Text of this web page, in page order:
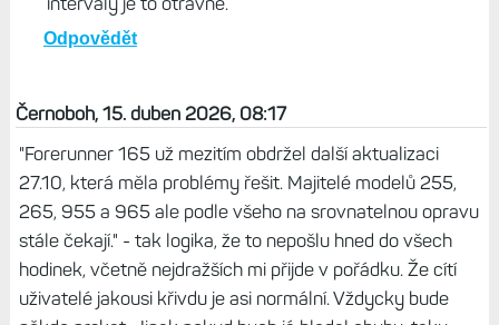
Odpovědět
Černoboh, 15. duben 2026, 08:17
"Forerunner 165 už mezitím obdržel další aktualizaci
27.10, která měla problémy řešit. Majitelé modelů 255,
265, 955 a 965 ale podle všeho na srovnatelnou opravu
stále čekají." - tak logika, že to nepošlu hned do všech
hodinek, včetně nejdražších mi přijde v pořádku. Že cítí
uživatelé jakousi křivdu je asi normální. Vždycky bude